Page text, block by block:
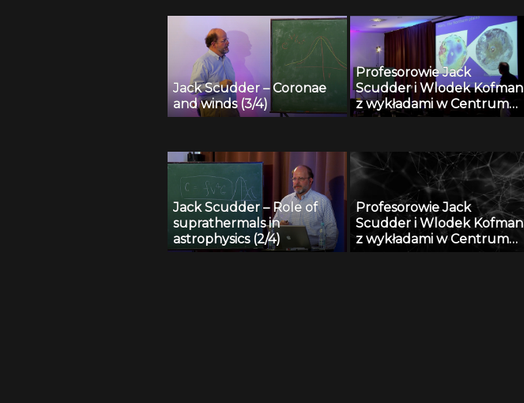
Jack Scudder – Coronae
and winds (3/4)
Profesorowie Jack
Scudder i Wlodek Kofman
z wykładami w Centrum
Badań Kosmicznych PAN
Jack Scudder – Role of
suprathermals in
astrophysics (2/4)
Profesorowie Jack
Scudder i Wlodek Kofman
z wykładami w Centrum
Badań Kosmicznych PAN